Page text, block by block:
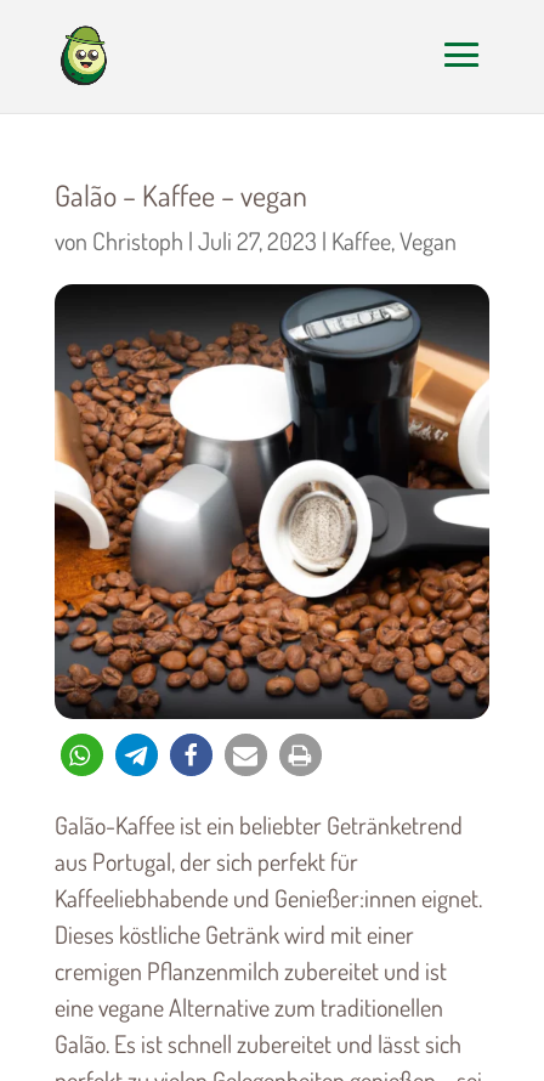
Galão – Kaffee – vegan
von Christoph |Juli 27, 2023 | Kaffee,Vegan
Galão-Kaffee ist ein beliebter Getränketrend
aus Portugal, der sich perfekt für
Kaffeeliebhabende und Genießer:innen eignet.
Dieses köstliche Getränk wird mit einer
cremigen Pflanzenmilch zubereitet und ist
eine vegane Alternative zum traditionellen
Galão. Es ist schnell zubereitet und lässt sich